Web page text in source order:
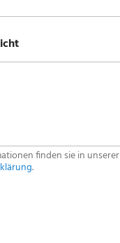
finden sie in unserer
.